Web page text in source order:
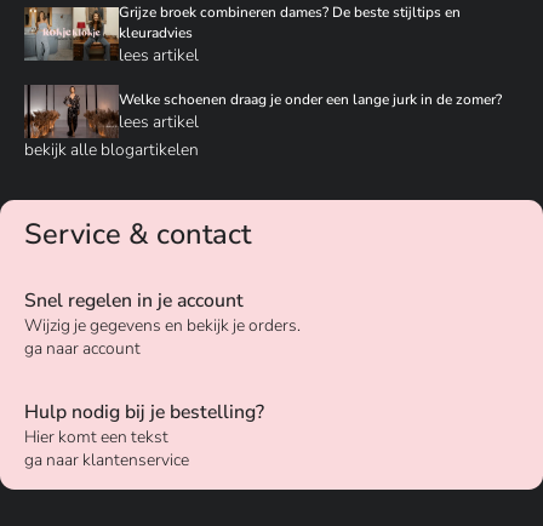
Grijze broek combineren dames? De beste stijltips en
kleuradvies
lees artikel
Welke schoenen draag je onder een lange jurk in de zomer?
lees artikel
bekijk alle blogartikelen
Service & contact
Snel regelen in je account
Wijzig je gegevens en bekijk je orders.
ga naar account
Hulp nodig bij je bestelling?
Hier komt een tekst
ga naar klantenservice